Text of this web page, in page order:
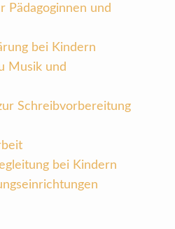
Pädagoginnen und
bei Kindern
Musik und
Schreibvorbereitung
bei Kindern